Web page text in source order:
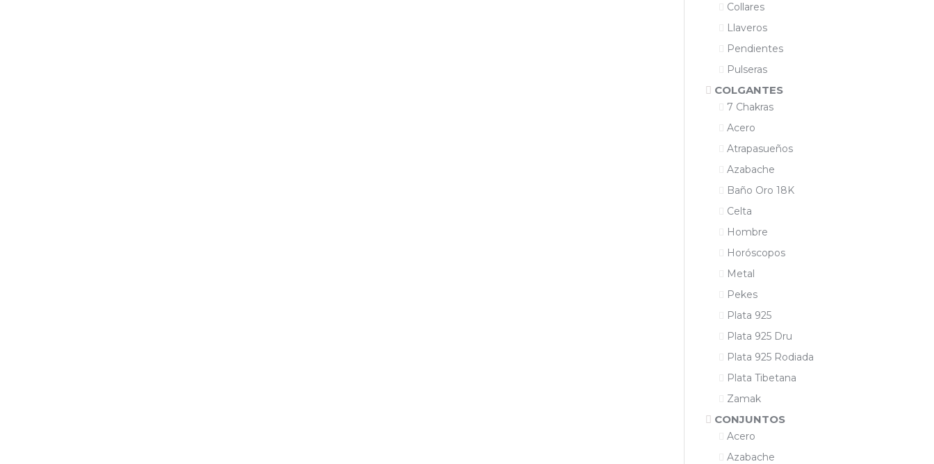
Collares
Llaveros
Pendientes
Pulseras
COLGANTES
7 Chakras
Acero
Atrapasueños
Azabache
Baño Oro 18K
Celta
Hombre
Horóscopos
Metal
Pekes
Plata 925
Plata 925 Dru
Plata 925 Rodiada
Plata Tibetana
Zamak
CONJUNTOS
Acero
Azabache